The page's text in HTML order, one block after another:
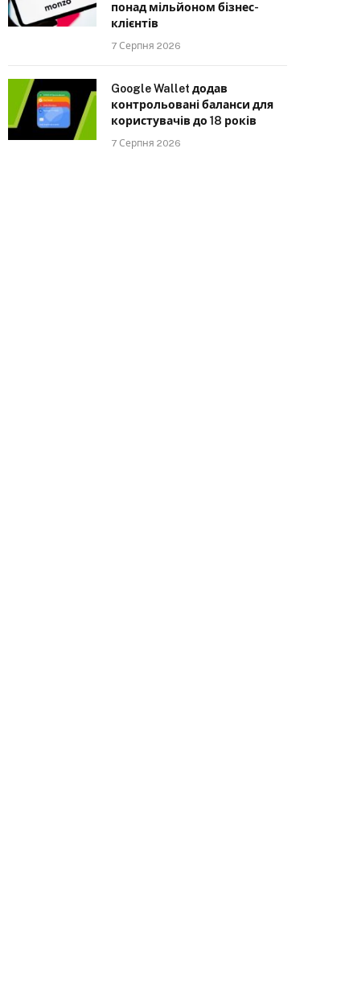
понад мільйоном бізнес-
клієнтів
7 Серпня 2026
Google Wallet додав
контрольовані баланси для
користувачів до 18 років
7 Серпня 2026